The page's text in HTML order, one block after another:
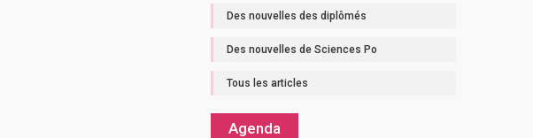
Des nouvelles des diplômés
Des nouvelles de Sciences Po
Tous les articles
Agenda